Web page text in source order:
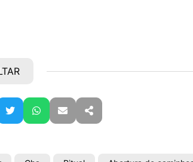
TwitterWhatsApp
E-mailPartilhar